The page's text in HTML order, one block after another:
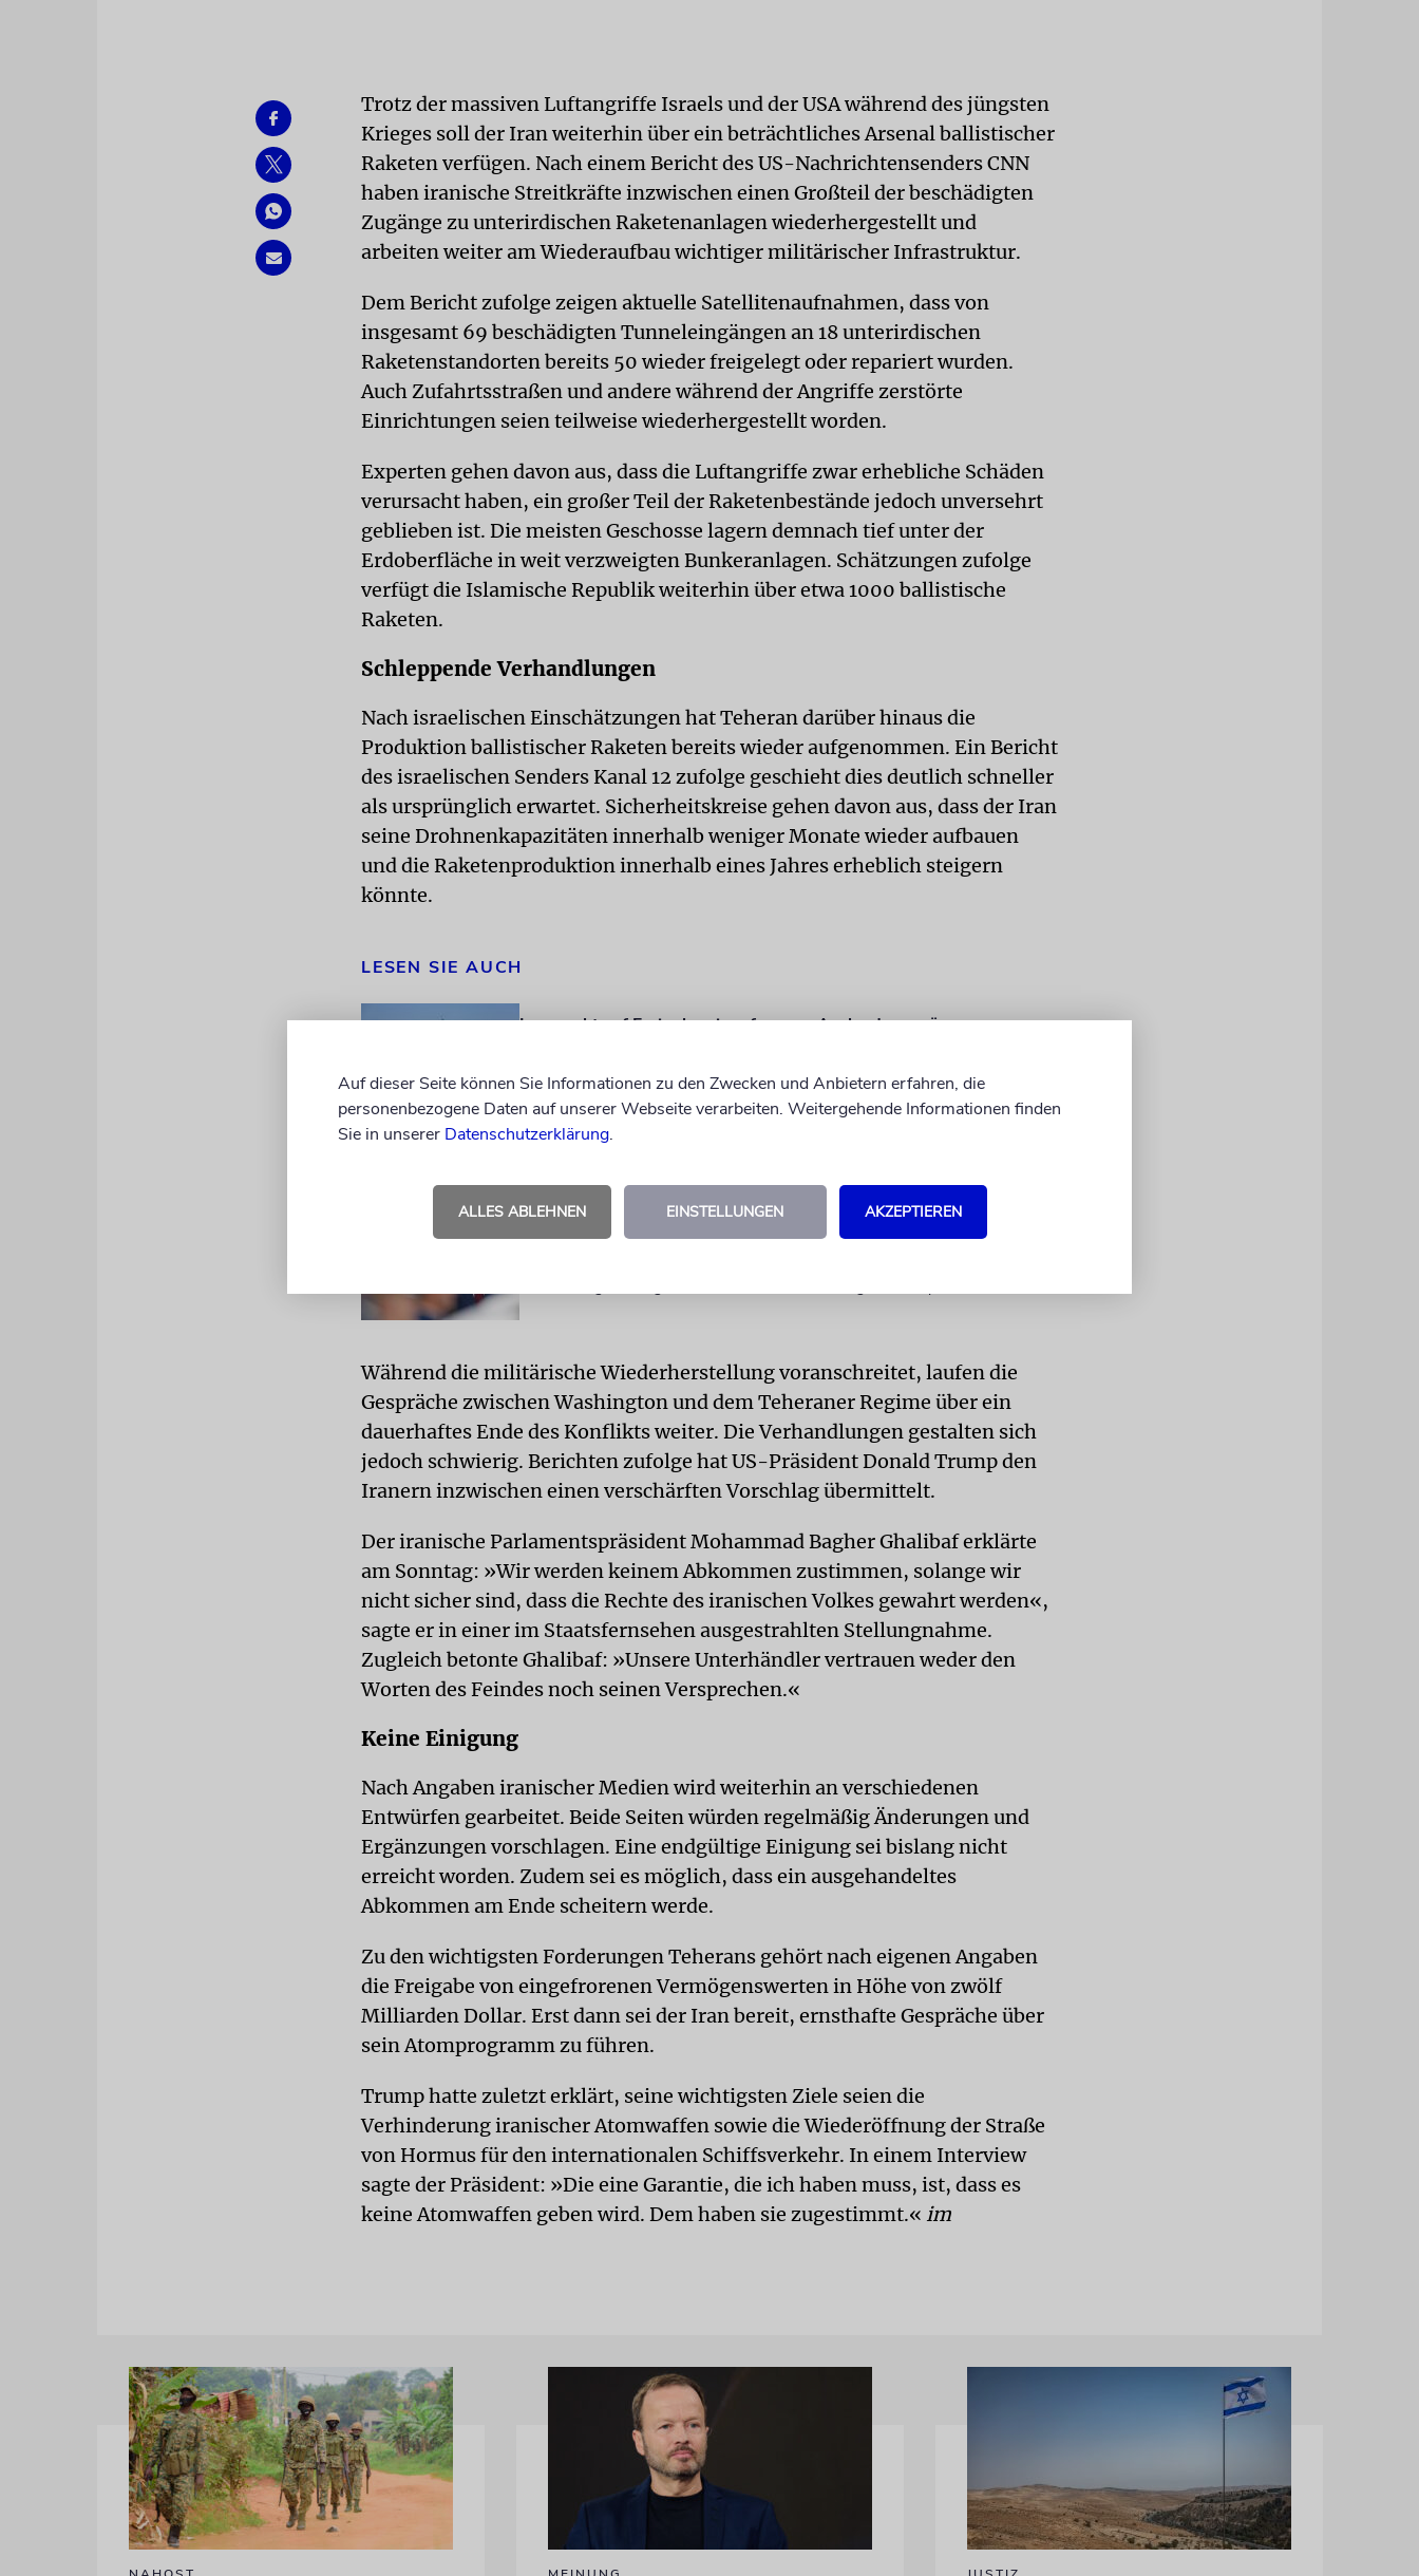
Trotz der massiven Luftangriffe Israels und der USA während des jüngsten
Krieges soll der Iran weiterhin über ein beträchtliches Arsenal ballistischer
Raketen verfügen. Nach einem Bericht des US-Nachrichtensenders CNN
haben iranische Streitkräfte inzwischen einen Großteil der beschädigten
Zugänge zu unterirdischen Raketenanlagen wiederhergestellt und
arbeiten weiter am Wiederaufbau wichtiger militärischer Infrastruktur.
Dem Bericht zufolge zeigen aktuelle Satellitenaufnahmen, dass von
insgesamt 69 beschädigten Tunneleingängen an 18 unterirdischen
Raketenstandorten bereits 50 wieder freigelegt oder repariert wurden.
Auch Zufahrtsstraßen und andere während der Angriffe zerstörte
Einrichtungen seien teilweise wiederhergestellt worden.
Experten gehen davon aus, dass die Luftangriffe zwar erhebliche Schäden
verursacht haben, ein großer Teil der Raketenbestände jedoch unversehrt
geblieben ist. Die meisten Geschosse lagern demnach tief unter der
Erdoberfläche in weit verzweigten Bunkeranlagen. Schätzungen zufolge
verfügt die Islamische Republik weiterhin über etwa 1000 ballistische
Raketen.
Schleppende Verhandlungen
Nach israelischen Einschätzungen hat Teheran darüber hinaus die
Produktion ballistischer Raketen bereits wieder aufgenommen. Ein Bericht
des israelischen Senders Kanal 12 zufolge geschieht dies deutlich schneller
als ursprünglich erwartet. Sicherheitskreise gehen davon aus, dass der Iran
seine Drohnenkapazitäten innerhalb weniger Monate wieder aufbauen
und die Raketenproduktion innerhalb eines Jahres erheblich steigern
könnte.
LESEN SIE AUCH
Iran pocht auf Freigabe eingefrorener Auslandsvermögen
Gespräche über ein Abkommen mit den USA. Denn die iranische Wirtschaft
steckt in der Krise
Irans Machtapparat: Die wichtigsten Köpfe im Überblick
vernünftigeren« Kräften in Teheran. Dafür erntete er Spott. Doch wer sind die
neuen (und alten) Entscheider?
JD Vance: USA und Iran kurz vor Einigung
Während die militärische Wiederherstellung voranschreitet, laufen die
Gespräche zwischen Washington und dem Teheraner Regime über ein
dauerhaftes Ende des Konflikts weiter. Die Verhandlungen gestalten sich
jedoch schwierig. Berichten zufolge hat US-Präsident Donald Trump den
Iranern inzwischen einen verschärften Vorschlag übermittelt.
Der iranische Parlamentspräsident Mohammad Bagher Ghalibaf erklärte
am Sonntag: »Wir werden keinem Abkommen zustimmen, solange wir
nicht sicher sind, dass die Rechte des iranischen Volkes gewahrt werden«,
sagte er in einer im Staatsfernsehen ausgestrahlten Stellungnahme.
Zugleich betonte Ghalibaf: »Unsere Unterhändler vertrauen weder den
Worten des Feindes noch seinen Versprechen.«
Keine Einigung
Nach Angaben iranischer Medien wird weiterhin an verschiedenen
Entwürfen gearbeitet. Beide Seiten würden regelmäßig Änderungen und
Ergänzungen vorschlagen. Eine endgültige Einigung sei bislang nicht
erreicht worden. Zudem sei es möglich, dass ein ausgehandeltes
Abkommen am Ende scheitern werde.
Zu den wichtigsten Forderungen Teherans gehört nach eigenen Angaben
die Freigabe von eingefrorenen Vermögenswerten in Höhe von zwölf
Milliarden Dollar. Erst dann sei der Iran bereit, ernsthafte Gespräche über
sein Atomprogramm zu führen.
Trump hatte zuletzt erklärt, seine wichtigsten Ziele seien die
Verhinderung iranischer Atomwaffen sowie die Wiederöffnung der Straße
von Hormus für den internationalen Schiffsverkehr. In einem Interview
sagte der Präsident: »Die eine Garantie, die ich haben muss, ist, dass es
keine Atomwaffen geben wird. Dem haben sie zugestimmt.« im
Auf dieser Seite können Sie Informationen zu den Zwecken und Anbietern erfahren, die
personenbezogene Daten auf unserer Webseite verarbeiten. Weitergehende Informationen finden
Sie in unserer Datenschutzerklärung.
ALLES ABLEHNEN EINSTELLUNGEN AKZEPTIEREN